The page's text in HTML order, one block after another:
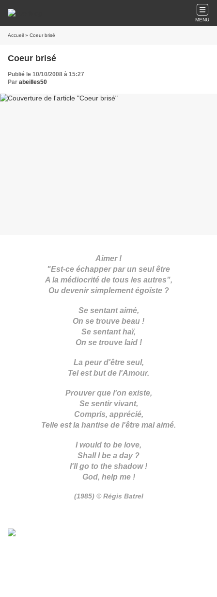
MENU
Accueil » Coeur brisé
Coeur brisé
Publié le 10/10/2008 à 15:27
Par abeilles50
Aimer !
"Est-ce échapper par un seul être
A la médiocrité de tous les autres",
Ou devenir simplement égoïste ?
Se sentant aimé,
On se trouve beau !
Se sentant haï,
On se trouve laid !
La peur d'être seul,
Tel est but de l'Amour.
Prouver que l'on existe,
Se sentir vivant,
Compris, apprécié,
Telle est la hantise de l'être mal aimé.
I would to be love,
Shall I be a day ?
I'll go to the shadow !
God, help me !
(1985) © Régis Batrel